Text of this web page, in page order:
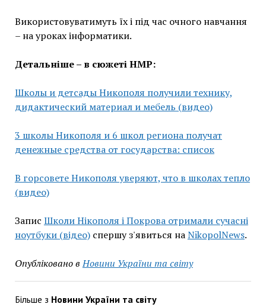
Використовуватимуть їх і під час очного навчання
– на уроках інформатики.
Детальніше – в сюжеті НМР:
Школы и детсады Никополя получили технику,
дидактический материал и мебель (видео)
3 школы Никополя и 6 школ региона получат
денежные средства от государства: список
В горсовете Никополя уверяют, что в школах тепло
(видео)
Запис Школи Нікополя і Покрова отримали сучасні
ноутбуки (відео)спершу з'явиться наNikopolNews.
Опубліковано в Новини України та світу
Більше з Новини України та світу